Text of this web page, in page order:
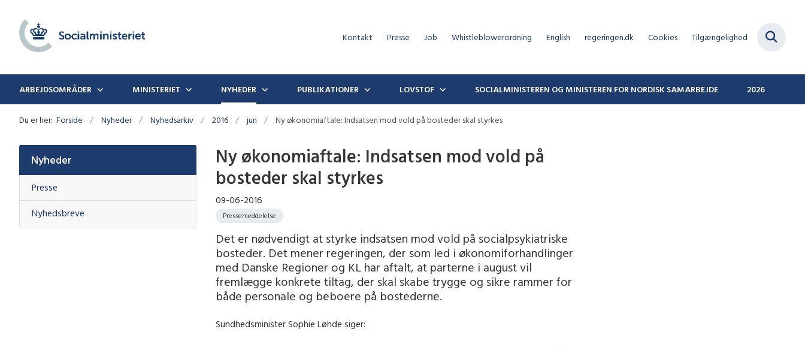
Kontakt Presse Job Whistleblowerordning English regeringen.dk Cookies Tilgængelighed
ARBEJDSOMRÅDER MINISTERIET NYHEDER PUBLIKATIONER LOVSTOF SOCIALMINISTEREN OG MINISTEREN FOR NORDISK SAMARBEJDE 2026
Du er her: Forside Nyheder Nyhedsarkiv 2016 jun Ny økonomiaftale: Indsatsen mod vold på bosteder skal styrkes
Nyheder
Presse
Nyhedsbreve
Ny økonomiaftale: Indsatsen mod vold på
bosteder skal styrkes
09-06-2016
Pressemeddelelse
Det er nødvendigt at styrke indsatsen mod vold på socialpsykiatriske
bosteder. Det mener regeringen, der som led i økonomiforhandlinger
med Danske Regioner og KL har aftalt, at parterne i august vil
fremlægge konkrete tiltag, der skal skabe trygge og sikre rammer for
både personale og beboere på bostederne.
Sundhedsminister Sophie Løhde siger: